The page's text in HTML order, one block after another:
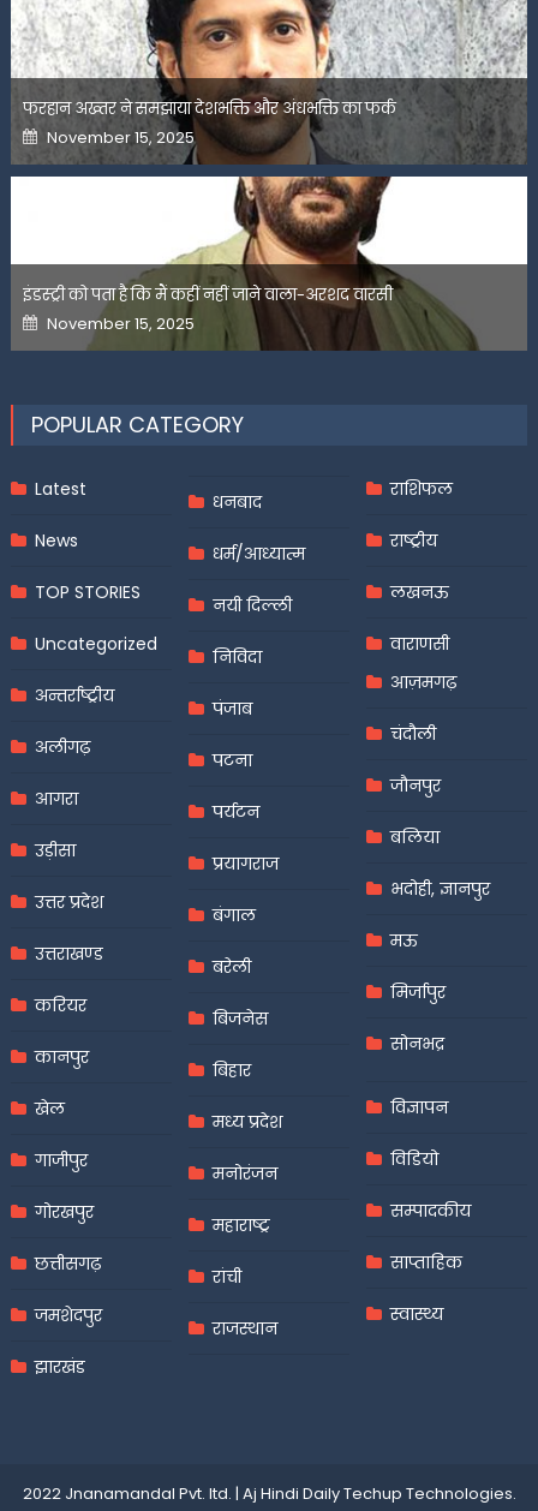
फरहान अख्तर ने समझाया देशभक्ति और अंधभक्ति का फर्क
Posted
on
November 15, 2025
इंडस्ट्री को पता है कि मैं कहीं नहीं जाने वाला-अरशद वारसी
Posted
on
November 15, 2025
POPULAR CATEGORY
Latest
News
TOP STORIES
Uncategorized
अन्तर्राष्ट्रीय
अलीगढ़
आगरा
उड़ीसा
उत्तर प्रदेश
उत्तराखण्ड
करियर
कानपुर
खेल
गाजीपुर
गोरखपुर
छत्तीसगढ़
जमशेदपुर
झारखंड
धनबाद
धर्म/आध्यात्म
नयी दिल्ली
निविदा
पंजाब
पटना
पर्यटन
प्रयागराज
बंगाल
बरेली
बिजनेस
बिहार
मध्य प्रदेश
मनोरंजन
महाराष्ट्र
रांची
राजस्थान
राशिफल
राष्ट्रीय
लखनऊ
वाराणसी
आज़मगढ़
चंदौली
जौनपुर
बलिया
भदोही, ज्ञानपुर
मऊ
मिर्जापुर
सोनभद्र
विज्ञापन
विडियो
सम्पादकीय
साप्ताहिक
स्वास्थ्य
2022 Jnanamandal Pvt. ltd. | Aj Hindi DailyTechup Technologies.